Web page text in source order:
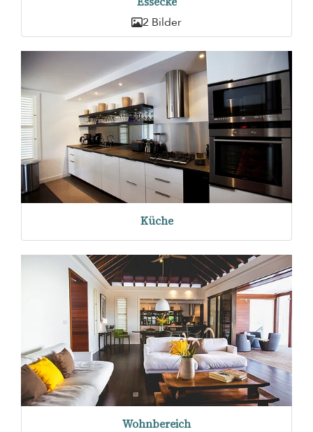
2 Bilder
Küche
Wohnbereich